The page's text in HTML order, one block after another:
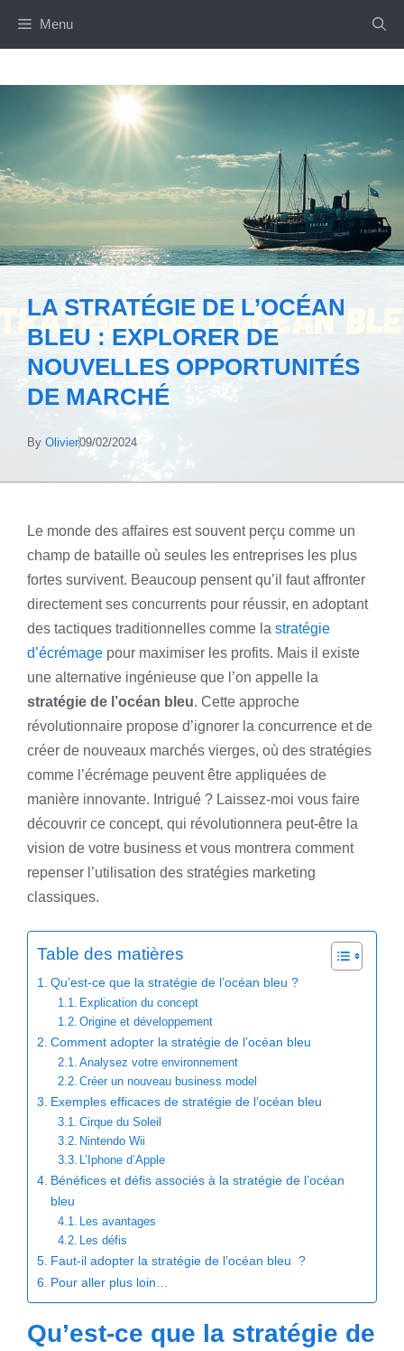
Menu
LA STRATÉGIE DE L’OCÉAN
BLEU : EXPLORER DE
NOUVELLES OPPORTUNITÉS
DE MARCHÉ
By Olivier09/02/2024
Le monde des affaires est souvent perçu comme un
champ de bataille où seules les entreprises les plus
fortes survivent. Beaucoup pensent qu’il faut affronter
directement ses concurrents pour réussir, en adoptant
des tactiques traditionnelles comme la stratégie
d’écrémage pour maximiser les profits. Mais il existe
une alternative ingénieuse que l’on appelle la
stratégie de l’océan bleu. Cette approche
révolutionnaire propose d’ignorer la concurrence et de
créer de nouveaux marchés vierges, où des stratégies
comme l’écrémage peuvent être appliquées de
manière innovante. Intrigué ? Laissez-moi vous faire
découvrir ce concept, qui révolutionnera peut-être la
vision de votre business et vous montrera comment
repenser l’utilisation des stratégies marketing
classiques.
Table des matières
Qu’est-ce que la stratégie de l’océan bleu ?
Explication du concept
Origine et développement
Comment adopter la stratégie de l’océan bleu
Analysez votre environnement
Créer un nouveau business model
Exemples efficaces de stratégie de l’océan bleu
Cirque du Soleil
Nintendo Wii
L’Iphone d’Apple
Bénéfices et défis associés à la stratégie de l’océan
bleu
Les avantages
Les défis
Faut-il adopter la stratégie de l’océan bleu ?
Pour aller plus loin…
Qu’est-ce que la stratégie de